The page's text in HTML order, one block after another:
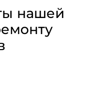
нашей